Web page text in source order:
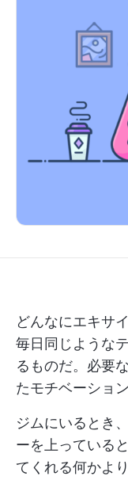
どんなにエキサ
毎日同じような
るものだ。必要
たモチベーショ
ジムにいるとき
ーを上っている
てくれる何かよ